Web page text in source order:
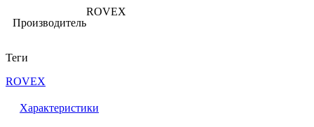
Производитель
ROVEX
Теги
ROVEX
Характеристики